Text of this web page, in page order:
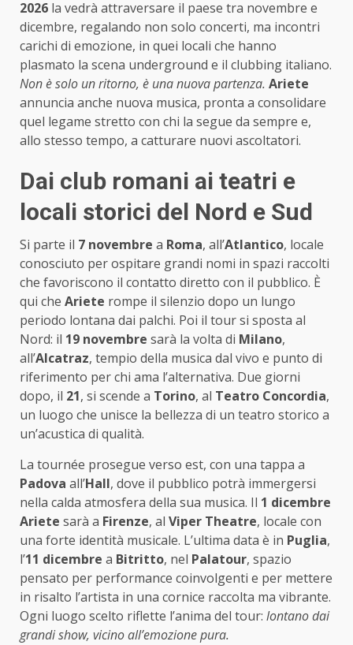
2026 la vedrà attraversare il paese tra novembre e
dicembre, regalando non solo concerti, ma incontri
carichi di emozione, in quei locali che hanno
plasmato la scena underground e il clubbing italiano.
Non è solo un ritorno, è una nuova partenza. Ariete
annuncia anche nuova musica, pronta a consolidare
quel legame stretto con chi la segue da sempre e,
allo stesso tempo, a catturare nuovi ascoltatori.
Dai club romani ai teatri e
locali storici del Nord e Sud
Si parte il 7 novembre a Roma, all’Atlantico, locale
conosciuto per ospitare grandi nomi in spazi raccolti
che favoriscono il contatto diretto con il pubblico. È
qui che Ariete rompe il silenzio dopo un lungo
periodo lontana dai palchi. Poi il tour si sposta al
Nord: il 19 novembre sarà la volta di Milano,
all’Alcatraz, tempio della musica dal vivo e punto di
riferimento per chi ama l’alternativa. Due giorni
dopo, il 21, si scende a Torino, al Teatro Concordia,
un luogo che unisce la bellezza di un teatro storico a
un’acustica di qualità.
La tournée prosegue verso est, con una tappa a
Padova all’Hall, dove il pubblico potrà immergersi
nella calda atmosfera della sua musica. Il 1 dicembre
Ariete sarà a Firenze, al Viper Theatre, locale con
una forte identità musicale. L’ultima data è in Puglia,
l’11 dicembre a Bitritto, nel Palatour, spazio
pensato per performance coinvolgenti e per mettere
in risalto l’artista in una cornice raccolta ma vibrante.
Ogni luogo scelto riflette l’anima del tour: lontano dai
grandi show, vicino all’emozione pura.